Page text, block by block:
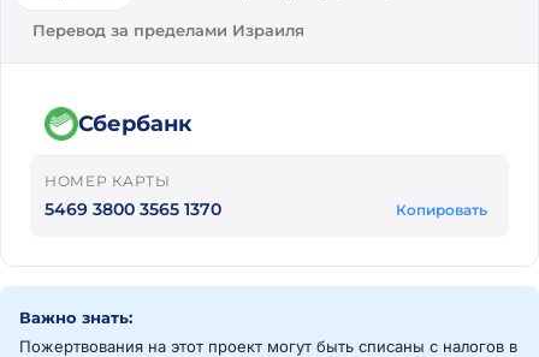
Перевод за пределами Израиля
Сбербанк
НОМЕР КАРТЫ
5469 3800 3565 1370 Копировать
Важно знать:
Пожертвования на этот проект могут быть списаны с налогов в